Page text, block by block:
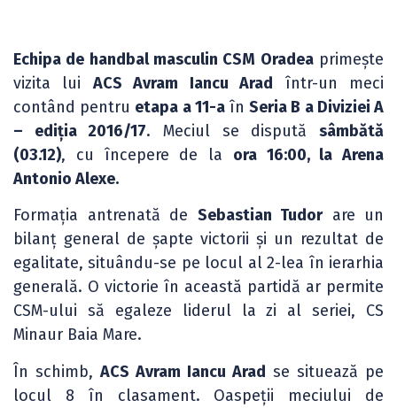
Echipa de handbal masculin CSM Oradeaprimește
vizita lui ACS Avram Iancu Arad într-un meci
contând pentru etapa a 11-aînSeria B a Diviziei A
– ediția 2016/17. Meciul se disputăsâmbătă
(03.12), cu începere de la ora 16:00, la Arena
Antonio Alexe.
Formația antrenată de Sebastian Tudorare un
bilanț general de șapte victorii și un rezultat de
egalitate, situându-se pe locul al 2-lea în ierarhia
generală. O victorie în această partidă ar permite
CSM-ului să egaleze liderul la zi al seriei, CS
Minaur Baia Mare.
În schimb, ACS Avram Iancu Arad se situează pe
locul 8 în clasament. Oaspeții meciului de